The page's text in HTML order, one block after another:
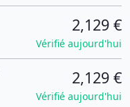
2,129 €
Vérifié aujourd'hui
2,129 €
Vérifié aujourd'hui